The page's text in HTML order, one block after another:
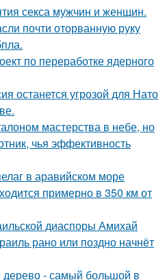
секса мужчин и женщин.
почти оторванную руку
по переработке ядерного
останется угрозой для Нато
мастерства в небе, но
чья эффективность
в аравийском море
примерно в 350 км от
диаспоры Амихай
рано или поздно начнёт
- самый большой в